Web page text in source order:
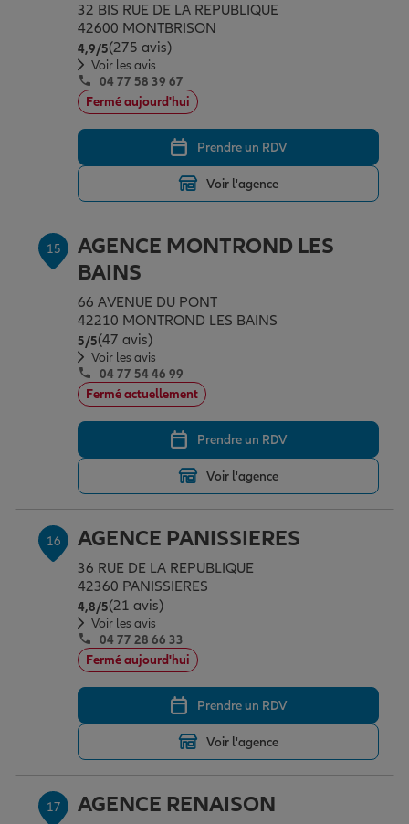
32 BIS RUE DE LA REPUBLIQUE
42600 MONTBRISON
4,9/5Note de 4.9 sur 5
(275 avis)
Voir les avis
04 77 58 39 67
Fermé aujourd'hui
Prendre un RDV
Voir l'agence
15
AGENCE MONTROND LES
BAINS
66 AVENUE DU PONT
42210 MONTROND LES BAINS
5/5Note de 5 sur 5
(47 avis)
Voir les avis
04 77 54 46 99
Fermé actuellement
Prendre un RDV
Voir l'agence
16 AGENCE PANISSIERES
36 RUE DE LA REPUBLIQUE
42360 PANISSIERES
4,8/5Note de 4.8 sur 5
(21 avis)
Voir les avis
04 77 28 66 33
Fermé aujourd'hui
Prendre un RDV
Voir l'agence
17 AGENCE RENAISON